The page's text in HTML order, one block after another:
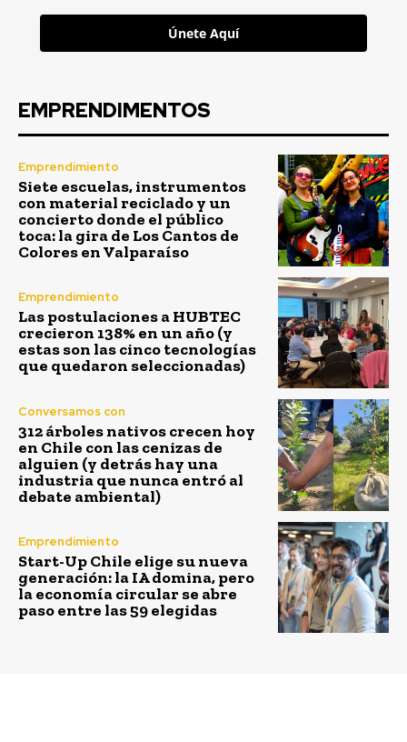
Únete Aquí
EMPRENDIMENTOS
Emprendimiento
Siete escuelas, instrumentos
con material reciclado y un
concierto donde el público
toca: la gira de Los Cantos de
Colores en Valparaíso
Emprendimiento
Las postulaciones a HUBTEC
crecieron 138% en un año (y
estas son las cinco tecnologías
que quedaron seleccionadas)
Conversamos con
312 árboles nativos crecen hoy
en Chile con las cenizas de
alguien (y detrás hay una
industria que nunca entró al
debate ambiental)
Emprendimiento
Start-Up Chile elige su nueva
generación: la IA domina, pero
la economía circular se abre
paso entre las 59 elegidas